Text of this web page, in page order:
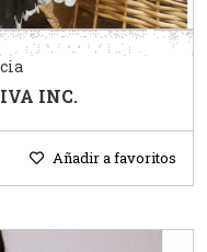
IVA INC.
Añadir a favoritos